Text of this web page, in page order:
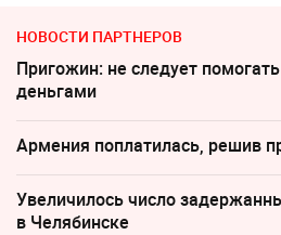
НОВОСТИ ПАРТНЕРОВ
Пригожин: не следует
деньгами
Армения поплатилась, решив
Увеличилось число
в Челябинске